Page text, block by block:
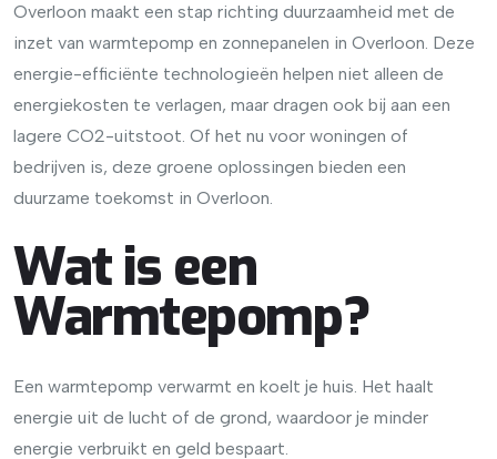
Overloon maakt een stap richting duurzaamheid met de
inzet van warmtepomp en zonnepanelen in Overloon. Deze
energie-efficiënte technologieën helpen niet alleen de
energiekosten te verlagen, maar dragen ook bij aan een
lagere CO2-uitstoot. Of het nu voor woningen of
bedrijven is, deze groene oplossingen bieden een
duurzame toekomst in Overloon.
Wat is een
Warmtepomp?
Een warmtepomp verwarmt en koelt je huis. Het haalt
energie uit de lucht of de grond, waardoor je minder
energie verbruikt en geld bespaart.